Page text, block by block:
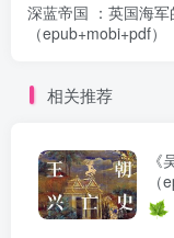
深蓝帝国 ：英国海
（epub+mobi+pdf）
相关推荐